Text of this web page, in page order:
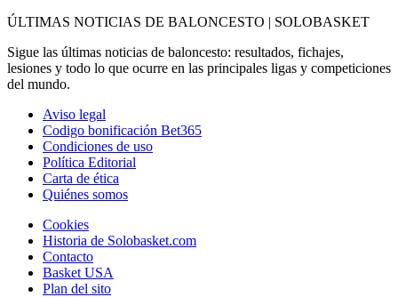
ÚLTIMAS NOTICIAS DE BALONCESTO | SOLOBASKET
Sigue las últimas noticias de baloncesto: resultados, fichajes,
lesiones y todo lo que ocurre en las principales ligas y competiciones
del mundo.
Aviso legal
Codigo bonificación Bet365
Condiciones de uso
Política Editorial
Carta de ética
Quiénes somos
Cookies
Historia de Solobasket.com
Contacto
Basket USA
Plan del sito